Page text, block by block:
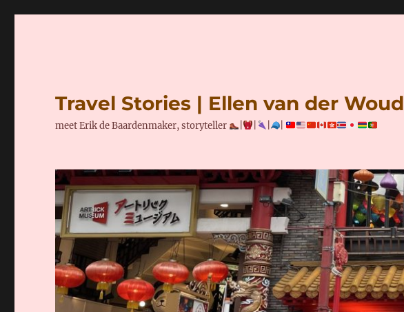
Travel Stories | Ellen van der Woud
meet Erik de Baardenmaker, storyteller